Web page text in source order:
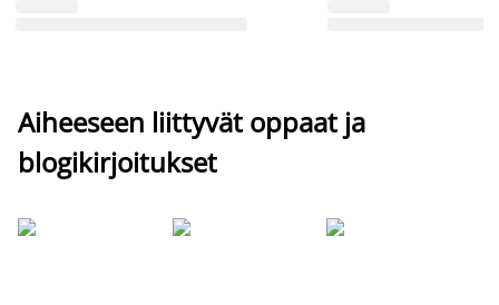
Aiheeseen liittyvät oppaat ja
blogikirjoitukset